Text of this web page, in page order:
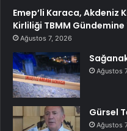
Emep’li Karaca, Akdeniz
Kirliliği TBMM Gündemine
Ağustos 7, 2026
Ağustos
Gürsel
Ağustos